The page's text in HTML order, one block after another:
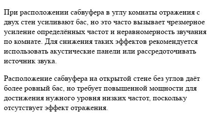
При расположении сабвуфера в углу комнаты отражения с
двух стен усиливают бас, но это часто вызывает чрезмерное
усиление определённых частот и неравномерность звучания
по комнате. Для снижения таких эффектов рекомендуется
использовать акустические панели или рассредоточивать
источник звука.
Расположение сабвуфера на открытой стене без углов даёт
более ровный бас, но требует повышенной мощности для
достижения нужного уровня низких частот, поскольку
отсутствует эффект отражения.